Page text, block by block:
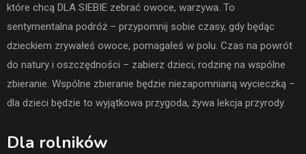
które chcą DLA SIEBIE zebrać owoce, warzywa. To
sentymentalna podróż – przypomnij sobie czasy, gdy będąc
dzieckiem zrywałeś owoce, pomagałeś w polu. Czas na powrót
do natury i oszczędności – zabierz dzieci, rodzinę na wspólne
zbieranie. Wspólne zbieranie będzie niezapomnianą wycieczką –
dla dzieci będzie to wyjątkowa przygoda, żywa lekcja przyrody.
Dla rolników